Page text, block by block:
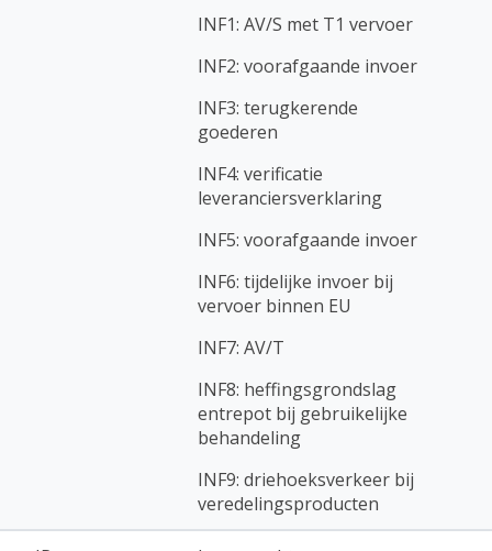
INF1: AV/S met T1 vervoer
INF2: voorafgaande invoer
INF3: terugkerende
goederen
INF4: verificatie
leveranciersverklaring
INF5: voorafgaande invoer
INF6: tijdelijke invoer bij
vervoer binnen EU
INF7: AV/T
INF8: heffingsgrondslag
entrepot bij gebruikelijke
behandeling
INF9: driehoeksverkeer bij
veredelingsproducten